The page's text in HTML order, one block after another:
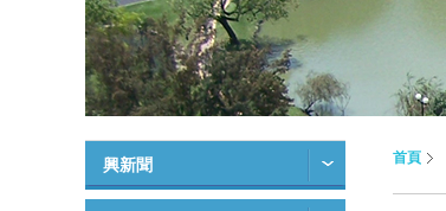
興新聞 首頁